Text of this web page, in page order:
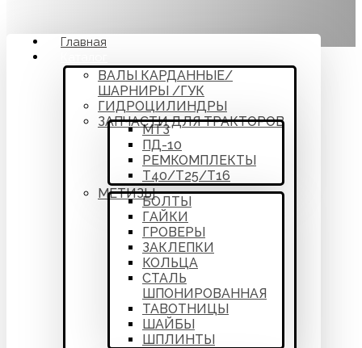
Главная
ВАЛЫ КАРДАННЫЕ/
ШАРНИРЫ /ГУК
ГИДРОЦИЛИНДРЫ
ЗАПЧАСТИ ДЛЯ ТРАКТОРОВ
МТЗ
ПД-10
РЕМКОМПЛЕКТЫ
Т40/Т25/Т16
МЕТИЗЫ
БОЛТЫ
ГАЙКИ
ГРОВЕРЫ
ЗАКЛЕПКИ
КОЛЬЦА
СТАЛЬ
ШПОНИРОВАННАЯ
ТАВОТНИЦЫ
ШАЙБЫ
ШПЛИНТЫ